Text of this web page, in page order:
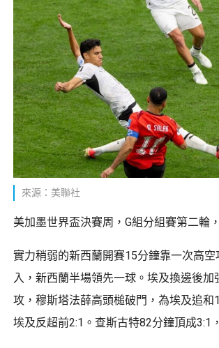
來源：美聯社
美加墨世界盃決賽周，G組分組賽第二輪
實力稍弱的新西蘭開賽15分鐘靠一次高
入，新西蘭半場領先一球。埃及換邊後
攻，穆斯塔法薛高頭槌破門，為埃及追和
埃及反超前2:1。查斯古特82分鐘頂成3:1